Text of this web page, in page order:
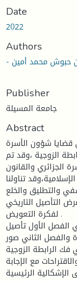
Date
2022
Authors
حبوش محمد أمين
Publisher
جامعة المسيلة
Abstract
شؤون الأسرة
الزوجية ،وقد تم
والقانون
تناولنا
والتطليق والخلع
التأصيل التاريخي
لفكرة التعويض .
الفصل الأول تأصيل
الثاني صور
الرابطة الزوجية.
مع الإجابة
الإشكالية الرئيسية .